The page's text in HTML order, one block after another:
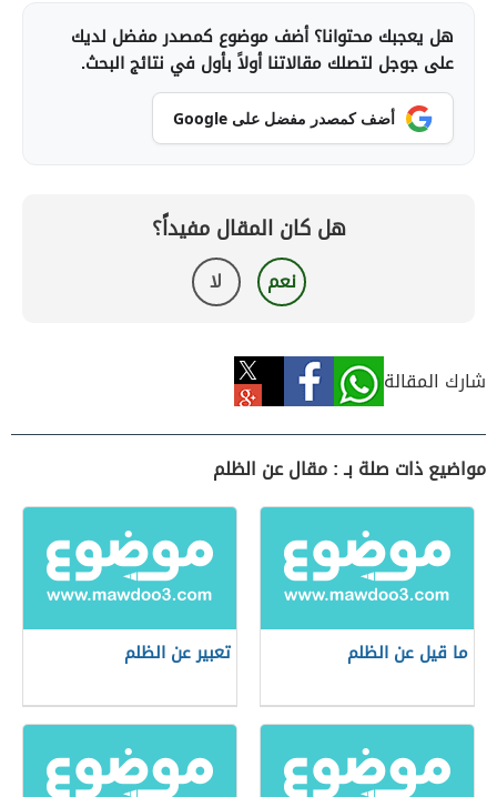
هل يعجبك محتوانا؟ أضف موضوع كمصدر مفضل لديك
على جوجل لتصلك مقالاتنا أولاً بأول في نتائج البحث.
أضف كمصدر مفضل على Google
هل كان المقال مفيداً؟
نعم لا
شارك المقالة
مواضيع ذات صلة بـ : مقال عن الظلم
ما قيل عن الظلم تعبير عن الظلم